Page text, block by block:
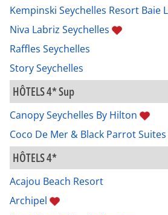
Kempinski Seychelles Resort Baie
Niva Labriz Seychelles
Raffles Seychelles
Story Seychelles
HÔTELS 4* Sup
Canopy Seychelles By Hilton
Coco De Mer & Black Parrot Suites
HÔTELS 4*
Acajou Beach Resort
Archipel